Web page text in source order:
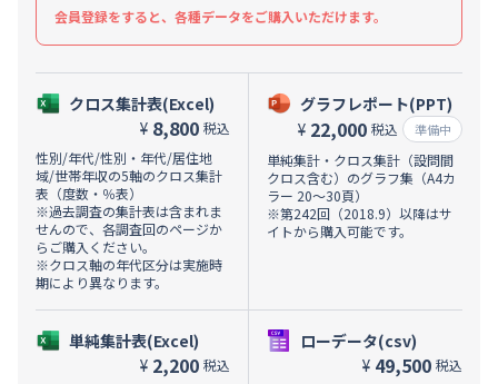
会員登録をすると、各種データをご購入いただけます。
クロス集計表(Excel)
¥ 8,800 税込
性別/年代/性別・年代/居住地
域/世帯年収の5軸のクロス集計
表（度数・％表）
※過去調査の集計表は含まれま
せんので、各調査回のページか
らご購入ください。
※クロス軸の年代区分は実施時
期により異なります。
単純集計表(Excel)
¥ 2,200 税込
グラフレポート(PPT)
¥ 22,000 税込 準備中
単純集計・クロス集計（設問間
クロス含む）のグラフ集（A4カ
ラー 20～30頁）
※第242回（2018.9）以降はサ
イトから購入可能です。
ローデータ(csv)
¥ 49,500 税込